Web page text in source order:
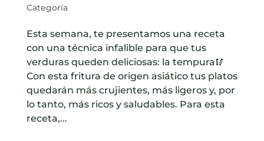
Categoría
Esta semana, te presentamos una receta
con una técnica infalible para que tus
verduras queden deliciosas: la tempura🥢
Con esta fritura de origen asiático tus platos
quedarán más crujientes, más ligeros y, por
lo tanto, más ricos y saludables. Para esta
receta,...